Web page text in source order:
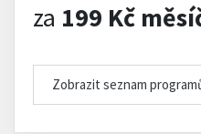
za 199 Kč
Zobrazit seznam